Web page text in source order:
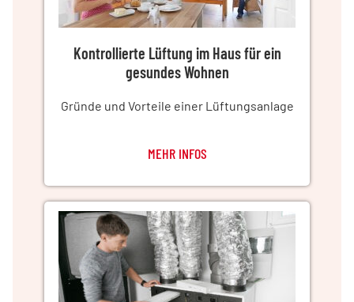
Kontrollierte Lüftung im Haus für ein
gesundes Wohnen
Gründe und Vorteile einer Lüftungsanlage
MEHR INFOS